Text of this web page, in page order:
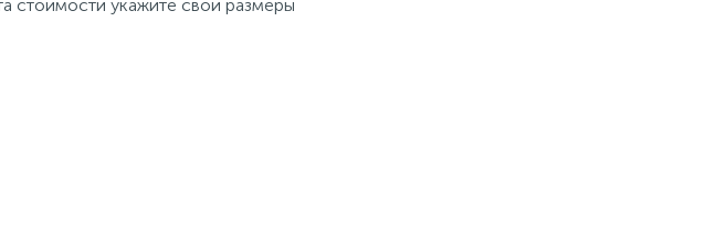
стоимости укажите свои размеры